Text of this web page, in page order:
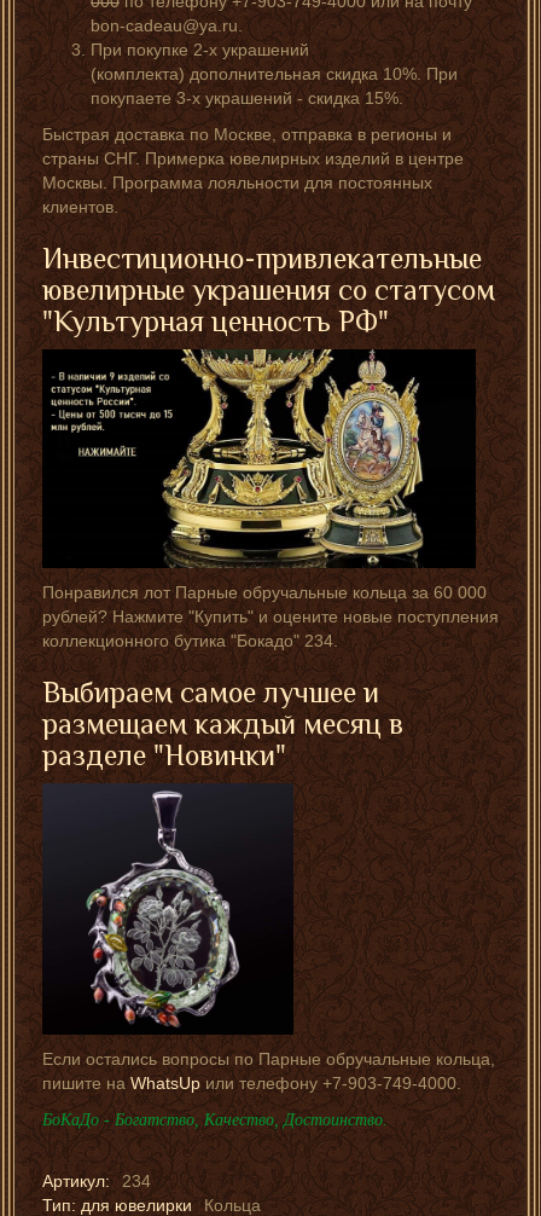
bon-cadeau@ya.ru.
При покупке 2-х украшений
(комплекта) дополнительная скидка 10%. При
покупаете 3-х украшений - скидка 15%.
Быстрая доставка по Москве, отправка в регионы и
страны СНГ. Примерка ювелирных изделий в центре
Москвы. Программа лояльности для постоянных
клиентов.
Инвестиционно-привлекательные
ювелирные украшения со статусом
"Культурная ценность РФ"
Понравился лот Парные обручальные кольца за 60 000
рублей? Нажмите "Купить" и оцените новые поступления
коллекционного бутика "Бокадо" 234.
Выбираем самое лучшее и
размещаем каждый месяц в
разделе "Новинки"
Если остались вопросы по Парные обручальные кольца,
пишите на WhatsUpили телефону +7-903-749-4000.
БоКаДо - Богатство, Качество, Достоинство.
Артикул:
234
Тип: для ювелирки
Кольца